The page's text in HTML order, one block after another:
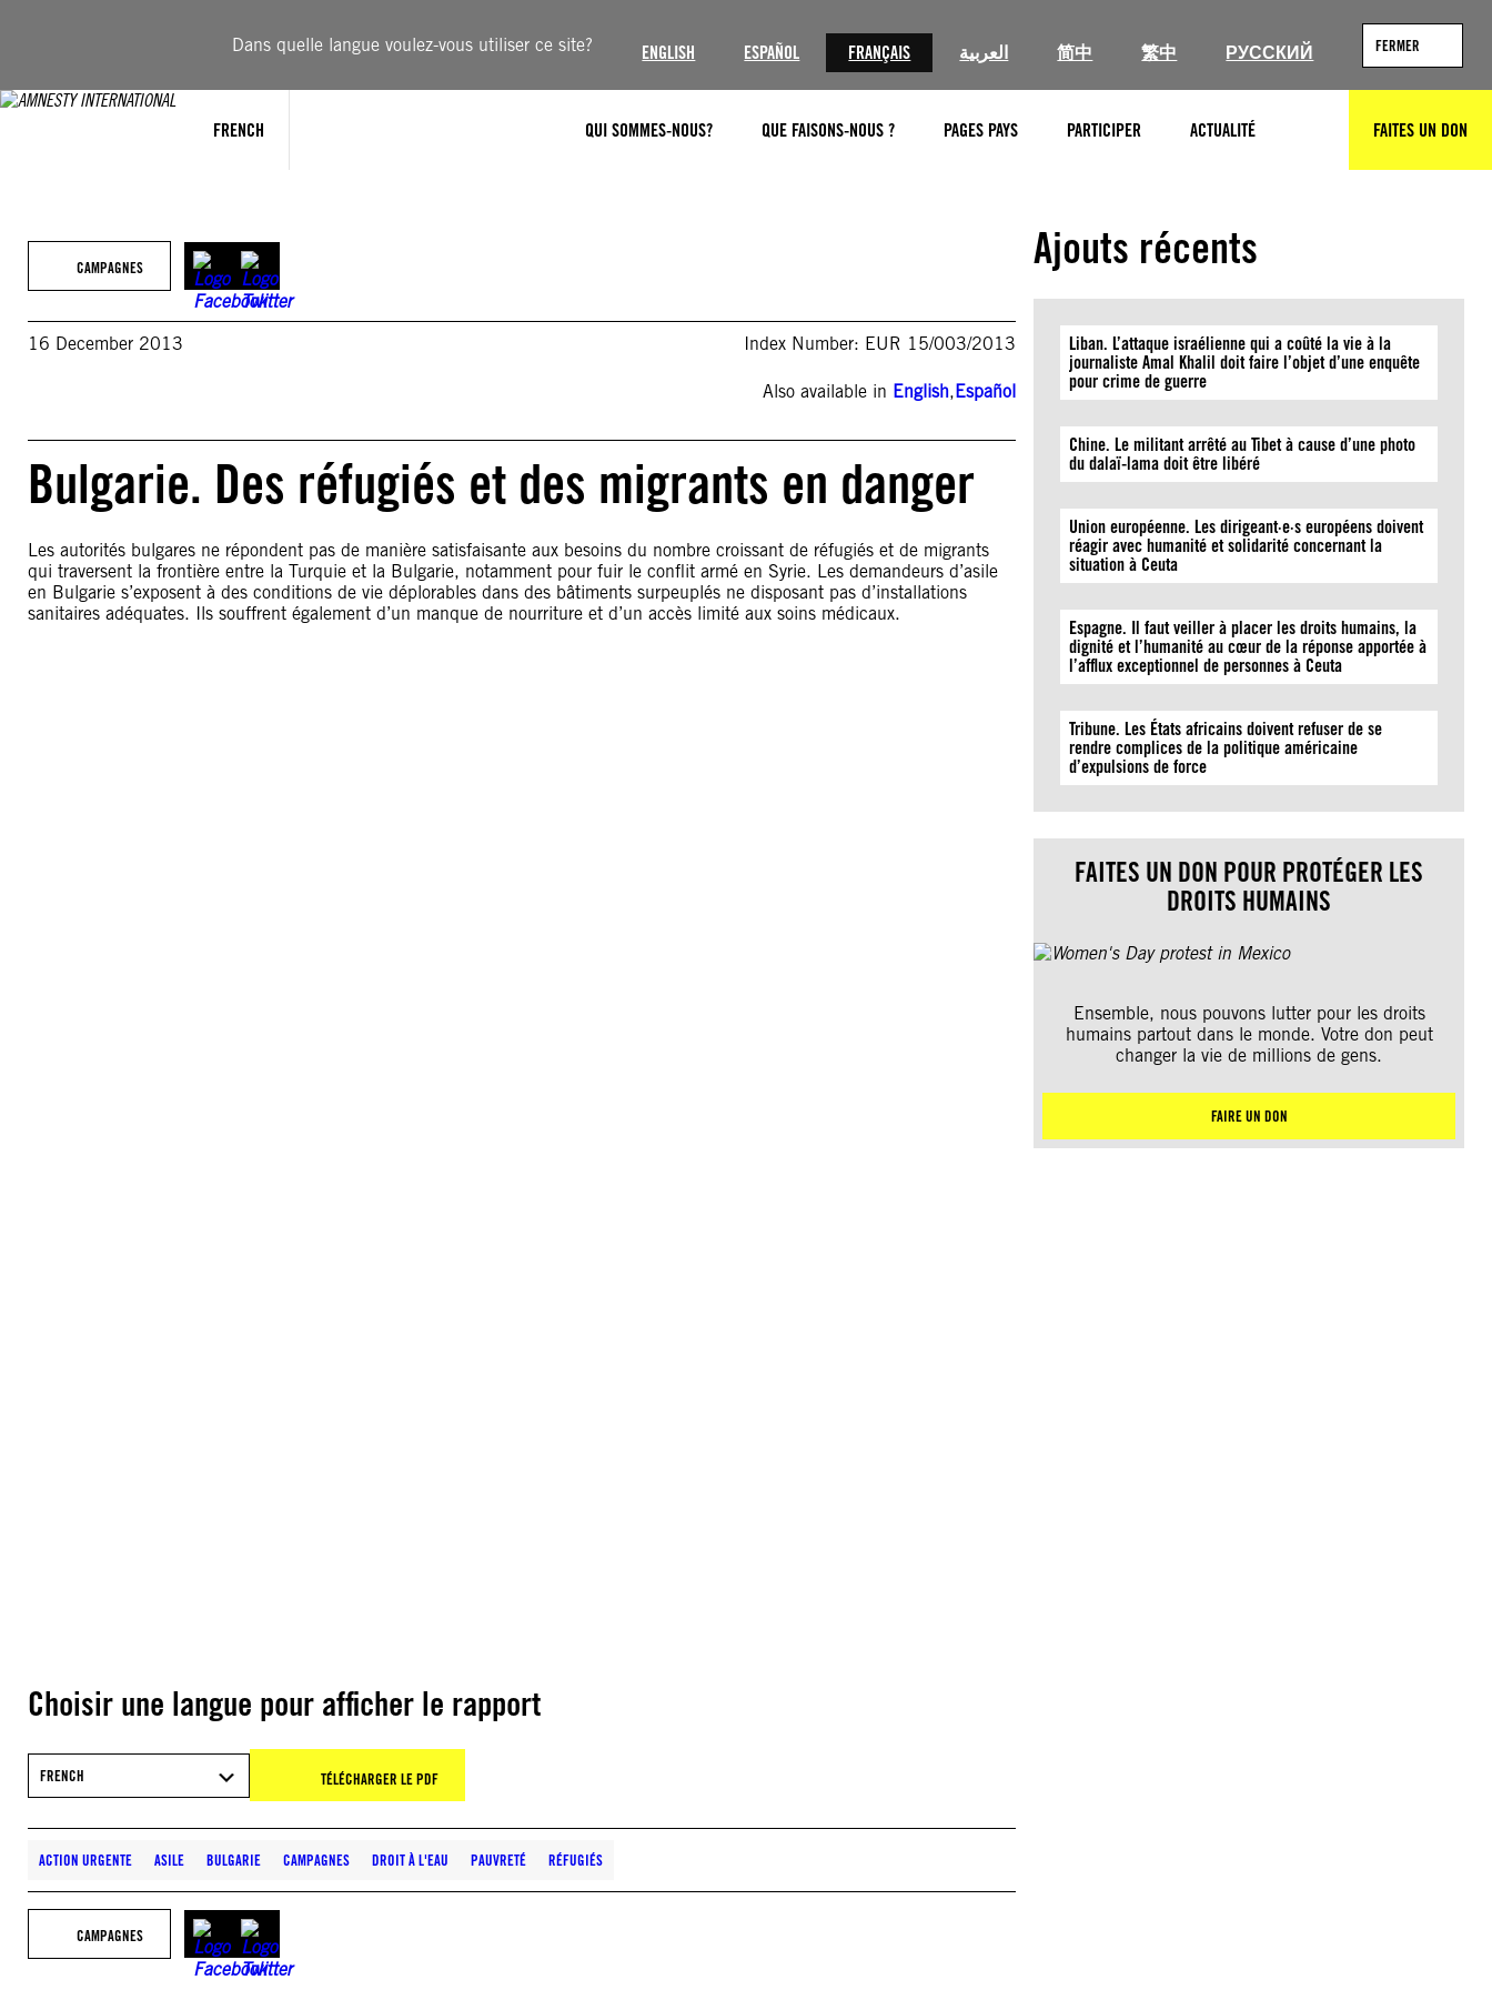
Dans quelle langue voulez-vous utiliser ce site? ENGLISH ESPAÑOL FRANÇAIS العربية 简中 繁中 РУССКИЙ FERMER
FRENCH QUI SOMMES-NOUS? QUE FAISONS-NOUS ? PAGES PAYS PARTICIPER ACTUALITÉ RECHERCHERFAITES UN DON
CAMPAGNES
16 December 2013 Index Number: EUR 15/003/2013
Also available in English,Español
Bulgarie. Des réfugiés et des migrants en danger
Les autorités bulgares ne répondent pas de manière satisfaisante aux besoins du nombre croissant de réfugiés et de migrants
qui traversent la frontière entre la Turquie et la Bulgarie, notamment pour fuir le conflit armé en Syrie. Les demandeurs d’asile
en Bulgarie s’exposent à des conditions de vie déplorables dans des bâtiments surpeuplés ne disposant pas d’installations
sanitaires adéquates. Ils souffrent également d’un manque de nourriture et d’un accès limité aux soins médicaux.
Choisir une langue pour afficher le rapport
FRENCH TÉLÉCHARGER LE PDF
ACTION URGENTE ASILE BULGARIE CAMPAGNES DROIT À L'EAU PAUVRETÉ RÉFUGIÉS
CAMPAGNES
Ajouts récents
Liban. L’attaque israélienne qui a coûté la vie à la
journaliste Amal Khalil doit faire l’objet d’une enquête
pour crime de guerre
Chine. Le militant arrêté au Tibet à cause d’une photo
du dalaï-lama doit être libéré
Union européenne. Les dirigeant·e·s européens doivent
réagir avec humanité et solidarité concernant la
situation à Ceuta
Espagne. Il faut veiller à placer les droits humains, la
dignité et l’humanité au cœur de la réponse apportée à
l’afflux exceptionnel de personnes à Ceuta
Tribune. Les États africains doivent refuser de se
rendre complices de la politique américaine
d’expulsions de force
FAITES UN DON POUR PROTÉGER LES
DROITS HUMAINS
Ensemble, nous pouvons lutter pour les droits
humains partout dans le monde. Votre don peut
changer la vie de millions de gens.
FAIRE UN DON